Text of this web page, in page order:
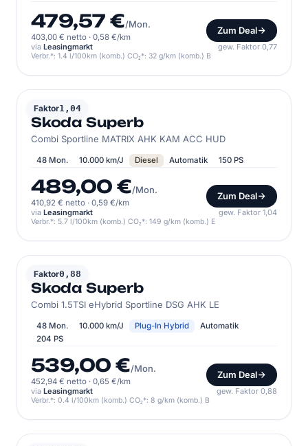
479,57 €/Mon.
403,00 € netto · 0,58 €/km
Zum Deal
via Leasingmarkt gew. Faktor 0,77
Verbr.*: 1.4 l/100km (komb.) CO₂*: 32 g/km (komb.) B
Faktor1,04
SKODA
Skoda Superb
Combi Sportline MATRIX AHK KAM ACC HUD
48 Mon. 10.000 km/J Diesel Automatik 150 PS
489,00 €/Mon.
410,92 € netto · 0,59 €/km
Zum Deal
via Leasingmarkt gew. Faktor 1,04
Verbr.*: 5.7 l/100km (komb.) CO₂*: 149 g/km (komb.) E
Faktor0,88
SKODA
Skoda Superb
Combi 1.5TSI eHybrid Sportline DSG AHK LE
48 Mon. 10.000 km/J Plug-In Hybrid
Automatik
204 PS
539,00 €/Mon.
452,94 € netto · 0,65 €/km
Zum Deal
via Leasingmarkt gew. Faktor 0,88
Verbr.*: 0.4 l/100km (komb.) CO₂*: 8 g/km (komb.) B